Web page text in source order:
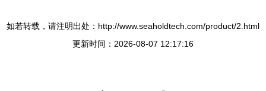
如若转载，请注明出处：http://www.seaholdtech.com/product/2.html
更新时间：2026-08-07 12:17:16